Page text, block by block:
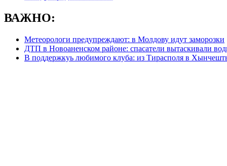
ВАЖНО:
Метеорологи предупреждают: в Молдову идут заморозки
ДТП в Новоаненском районе: спасатели вытаскивали
В поддержкуь любимого клуба: из Тирасполя в